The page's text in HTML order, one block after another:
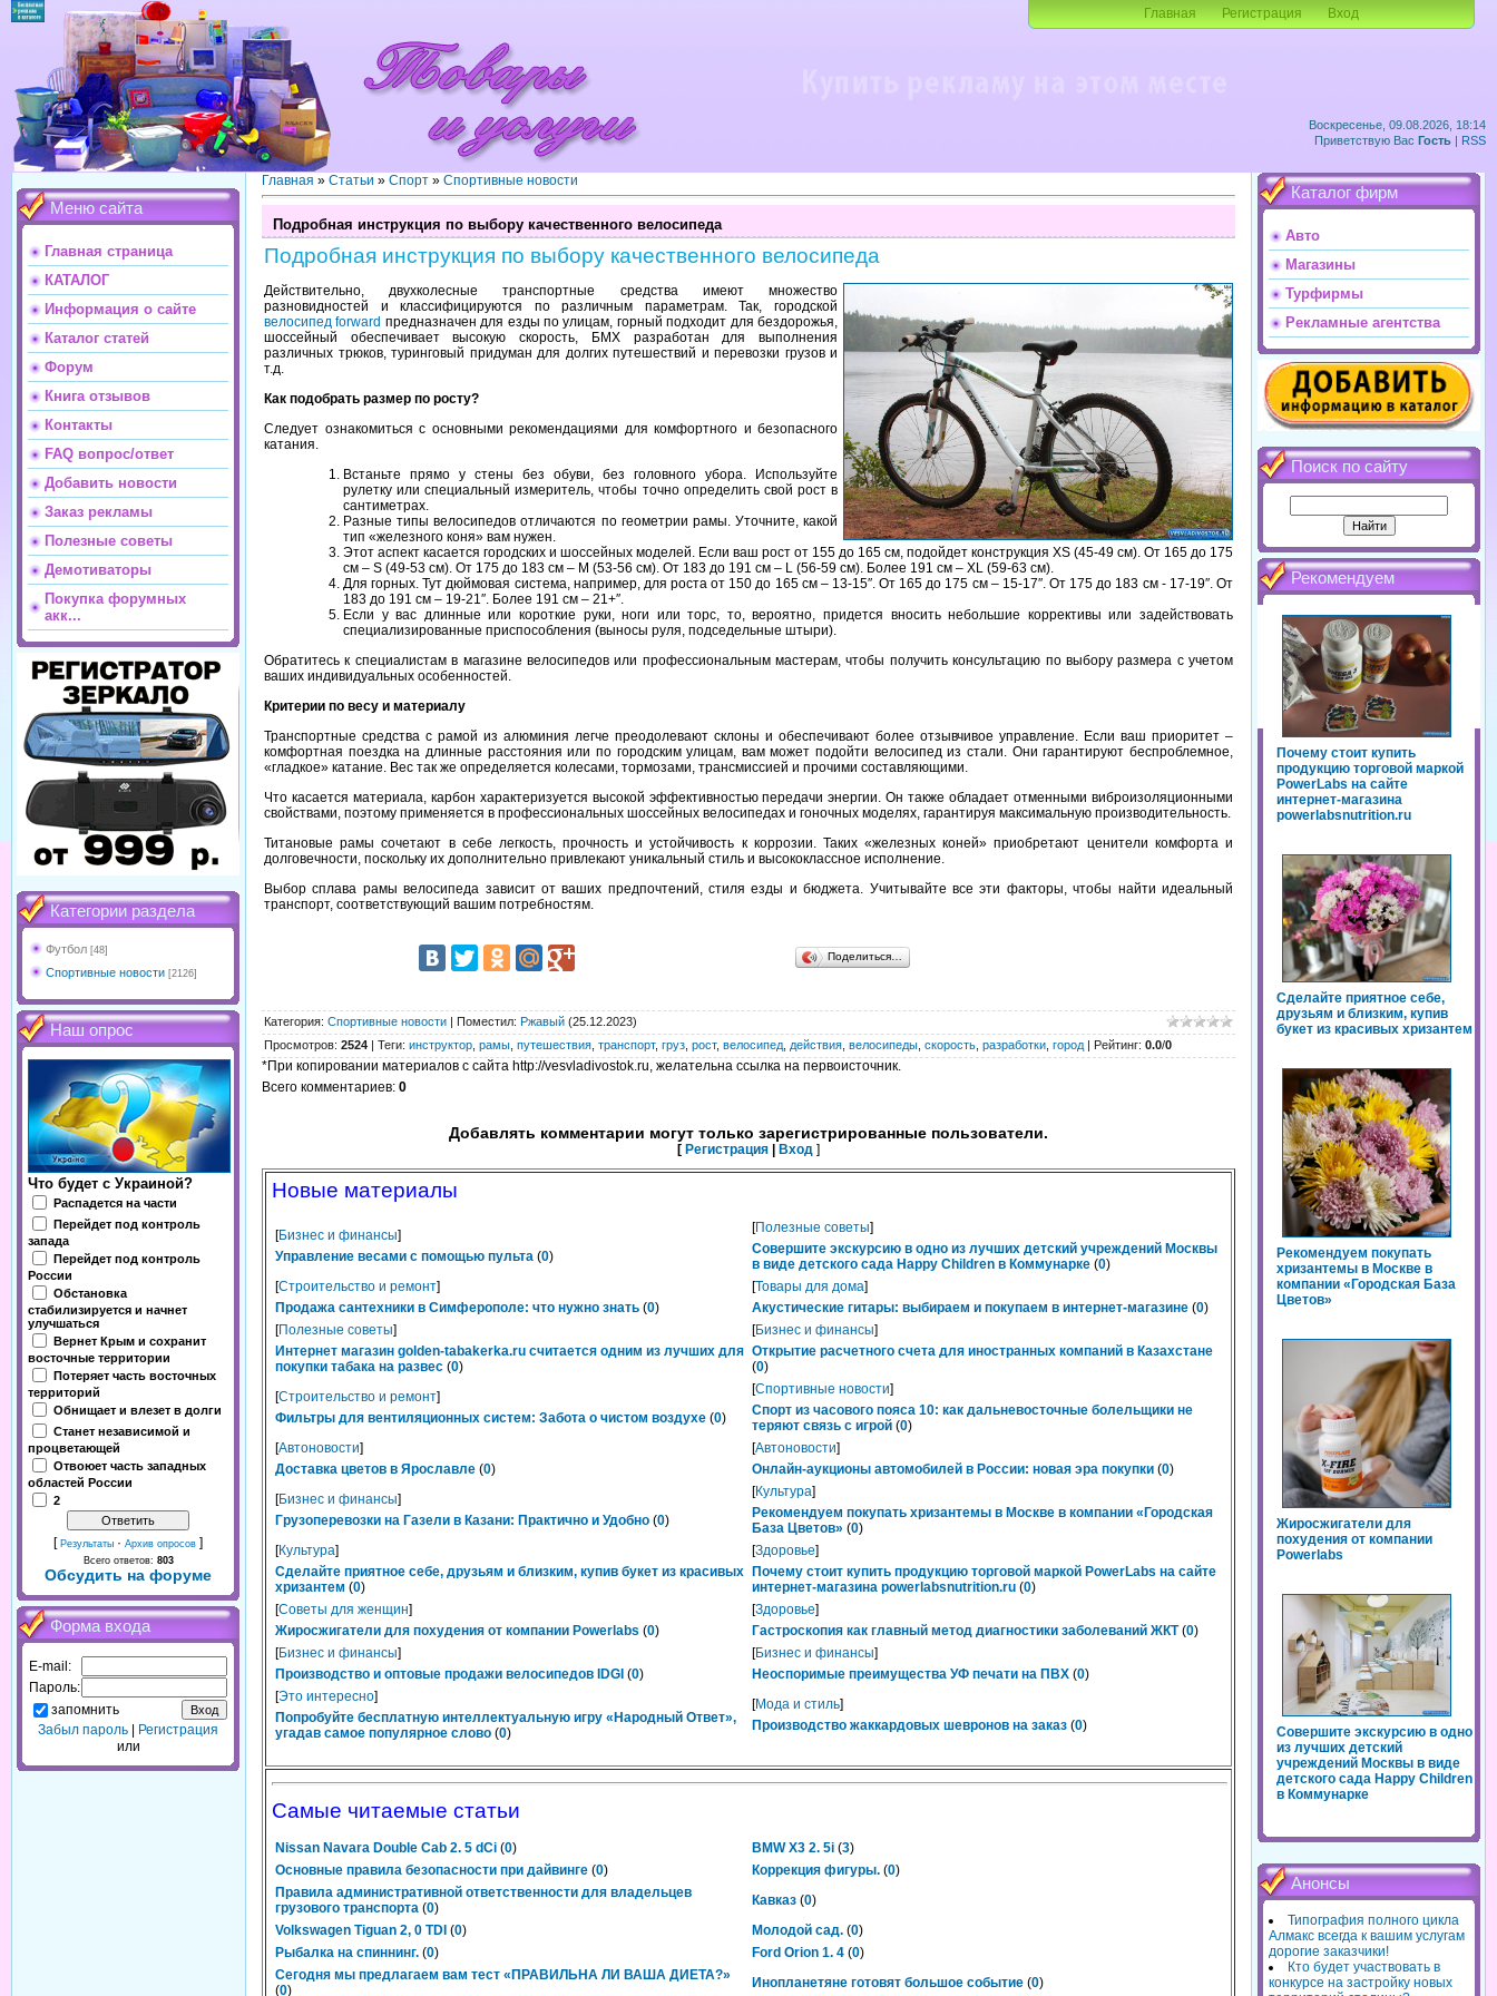
Воскресенье, 09.08.2026, 18:14
Приветствую Вас Гость | RSS
Главная Регистрация Вход
Меню сайта
Главная страница
КАТАЛОГ
Информация о сайте
Каталог статей
Форум
Книга отзывов
Контакты
FAQ вопрос/ответ
Добавить новости
Заказ рекламы
Полезные советы
Демотиваторы
Покупка форумных
акк...
Категории раздела
Футбол [48]
Спортивные новости [2126]
Наш опрос
Что будет с Украиной?
Распадется на части
Перейдет под контроль
запада
Перейдет под контроль
России
Обстановка
стабилизируется и начнет
улучшаться
Вернет Крым и сохранит
восточные территории
Потеряет часть восточных
территорий
Обнищает и влезет в долги
Станет независимой и
процветающей
Отвоюет часть западных
областей России
2
[ Результаты · Архив опросов ]
Всего ответов: 803
Обсудить на форуме
Форма входа
E-mail:
Пароль:
запомнить
Забыл пароль
Регистрация
или
Главная » Статьи » Спорт » Спортивные новости
Подробная инструкция по выбору качественного велосипеда
Подробная инструкция по выбору качественного велосипеда
Действительно, двухколесные транспортные средства имеют множество
разновидностей и классифицируются по различным параметрам. Так, городской
велосипед forward предназначен для езды по улицам, горный подходит для бездорожья,
шоссейный обеспечивает высокую скорость, БМХ разработан для выполнения
различных трюков, туринговый придуман для долгих путешествий и перевозки грузов и
т.д.
Как подобрать размер по росту?
Следует ознакомиться с основными рекомендациями для комфортного и безопасного
катания.
Встаньте прямо у стены без обуви, без головного убора. Используйте
рулетку или специальный измеритель, чтобы точно определить свой рост в
сантиметрах.
Разные типы велосипедов отличаются по геометрии рамы. Уточните, какой
тип «железного коня» вам нужен.
Этот аспект касается городских и шоссейных моделей. Если ваш рост от 155 до 165 см, подойдет конструкция XS (45-49 см). От 165 до 175
см – S (49-53 см). От 175 до 183 см – M (53-56 см). От 183 до 191 см – L (56-59 см). Более 191 см – XL (59-63 см).
Для горных. Тут дюймовая система, например, для роста от 150 до 165 см – 13-15″. От 165 до 175 см – 15-17″. От 175 до 183 см - 17-19″. От
183 до 191 см – 19-21″. Более 191 см – 21+″.
Если у вас длинные или короткие руки, ноги или торс, то, вероятно, придется вносить небольшие коррективы или задействовать
специализированные приспособления (выносы руля, подседельные штыри).
Обратитесь к специалистам в магазине велосипедов или профессиональным мастерам, чтобы получить консультацию по выбору размера с учетом
ваших индивидуальных особенностей.
Критерии по весу и материалу
Транспортные средства с рамой из алюминия легче преодолевают склоны и обеспечивают более отзывчивое управление. Если ваш приоритет –
комфортная поездка на длинные расстояния или по городским улицам, вам может подойти велосипед из стали. Они гарантируют беспроблемное,
«гладкое» катание. Вес так же определяется колесами, тормозами, трансмиссией и прочими составляющими.
Что касается материала, карбон характеризуется высокой эффективностью передачи энергии. Он также обладает отменными виброизоляционными
свойствами, поэтому применяется в профессиональных шоссейных велосипедах и гоночных моделях, гарантируя максимальную производительность.
Титановые рамы сочетают в себе легкость, прочность и устойчивость к коррозии. Таких «железных коней» приобретают ценители комфорта и
долговечности, поскольку их дополнительно привлекают уникальный стиль и высококлассное исполнение.
Выбор сплава рамы велосипеда зависит от ваших предпочтений, стиля езды и бюджета. Учитывайте все эти факторы, чтобы найти идеальный
транспорт, соответствующий вашим потребностям.
Поделиться…
Категория: Спортивные новости | Поместил: Ржавый (25.12.2023)
Просмотров: 2524 | Теги: инструктор рамы путешествия транспорт, груз рост, велосипед действия велосипеды скорость разработки город | Рейтинг: 0.0/0
*При копировании материалов с сайта http://vesvladivostok.ru, желательна ссылка на первоисточник.
Всего комментариев: 0
Добавлять комментарии могут только зарегистрированные пользователи.
[ Регистрация Вход ]
Новые материалы
[Бизнес и финансы]
Управление весами с помощью пульта (0)
[Полезные советы]
Совершите экскурсию в одно из лучших детский учреждений Москвы
в виде детского сада Happy Children в Коммунарке (0)
[Строительство и ремонт]
Продажа сантехники в Симферополе: что нужно знать (0)
[Товары для дома]
Акустические гитары: выбираем и покупаем в интернет-магазине (0)
[Полезные советы]
Интернет магазин golden-tabakerka.ru считается одним из лучших для
покупки табака на развес (0)
[Бизнес и финансы]
Открытие расчетного счета для иностранных компаний в Казахстане
(0)
[Строительство и ремонт]
Фильтры для вентиляционных систем: Забота о чистом воздухе (0)
[Спортивные новости]
Спорт из часового пояса 10: как дальневосточные болельщики не
теряют связь с игрой (0)
[Автоновости]
Доставка цветов в Ярославле (0)
[Автоновости]
Онлайн-аукционы автомобилей в России: новая эра покупки (0)
[Бизнес и финансы]
Грузоперевозки на Газели в Казани: Практично и Удобно (0)
[Культура]
Рекомендуем покупать хризантемы в Москве в компании «Городская
База Цветов» (0)
[Культура]
Сделайте приятное себе, друзьям и близким, купив букет из красивых
хризантем (0)
[Здоровье]
Почему стоит купить продукцию торговой маркой PowerLabs на сайте
интернет-магазина powerlabsnutrition.ru (0)
[Советы для женщин]
Жиросжигатели для похудения от компании Powerlabs (0)
[Здоровье]
Гастроскопия как главный метод диагностики заболеваний ЖКТ (0)
[Бизнес и финансы]
Производство и оптовые продажи велосипедов IDGI (0)
[Бизнес и финансы]
Неоспоримые преимущества УФ печати на ПВХ (0)
[Это интересно]
Попробуйте бесплатную интеллектуальную игру «Народный Ответ»,
угадав самое популярное слово (0)
[Мода и стиль]
Производство жаккардовых шевронов на заказ (0)
Самые читаемые статьи
Nissan Navara Double Cab 2. 5 dCi (0) BMW X3 2. 5i (3)
Основные правила безопасности при дайвинге (0) Коррекция фигуры. (0)
Правила административной ответственности для владельцев
грузового транспорта (0) Кавказ (0)
Volkswagen Tiguan 2, 0 TDI (0) Молодой сад. (0)
Рыбалка на спиннинг. (0) Ford Orion 1. 4 (0)
Cегодня мы предлагаем вам тест «ПРАВИЛЬНА ЛИ ВАША ДИЕТА?»
(0) Инопланетяне готовят большое событие (0)
Каталог фирм
Авто
Магазины
Турфирмы
Рекламные агентства
Поиск по сайту
Рекомендуем
Почему стоит купить
продукцию торговой маркой
PowerLabs на сайте
интернет-магазина
powerlabsnutrition.ru
Сделайте приятное себе,
друзьям и близким, купив
букет из красивых хризантем
Рекомендуем покупать
хризантемы в Москве в
компании «Городская База
Цветов»
Жиросжигатели для
похудения от компании
Powerlabs
Совершите экскурсию в одно
из лучших детский
учреждений Москвы в виде
детского сада Happy Children
в Коммунарке
Анонсы
Типография полного цикла
Алмакс всегда к вашим услугам
дорогие заказчики!
Кто будет участвовать в
конкурсе на застройку новых